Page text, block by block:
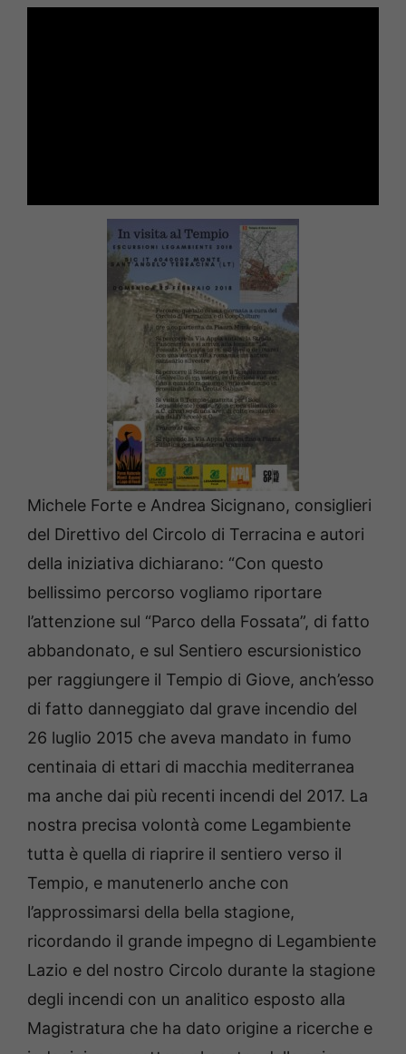
Michele Forte e Andrea Sicignano, consiglieri
del Direttivo del Circolo di Terracina e autori
della iniziativa dichiarano: “Con questo
bellissimo percorso vogliamo riportare
l’attenzione sul “Parco della Fossata”, di fatto
abbandonato, e sul Sentiero escursionistico
per raggiungere il Tempio di Giove, anch’esso
di fatto danneggiato dal grave incendio del
26 luglio 2015 che aveva mandato in fumo
centinaia di ettari di macchia mediterranea
ma anche dai più recenti incendi del 2017. La
nostra precisa volontà come Legambiente
tutta è quella di riaprire il sentiero verso il
Tempio, e manutenerlo anche con
l’approssimarsi della bella stagione,
ricordando il grande impegno di Legambiente
Lazio e del nostro Circolo durante la stagione
degli incendi con un analitico esposto alla
Magistratura che ha dato origine a ricerche e